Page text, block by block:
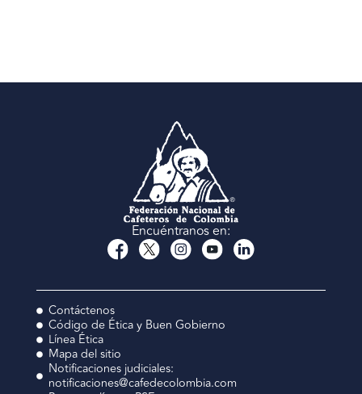
Encuéntranos en:
Contáctenos
Código de Ética y Buen Gobierno
Línea Ética
Mapa del sitio
Notificaciones judiciales:
notificaciones@cafedecolombia.com